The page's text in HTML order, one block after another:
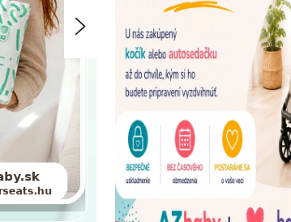
Nasledujúce